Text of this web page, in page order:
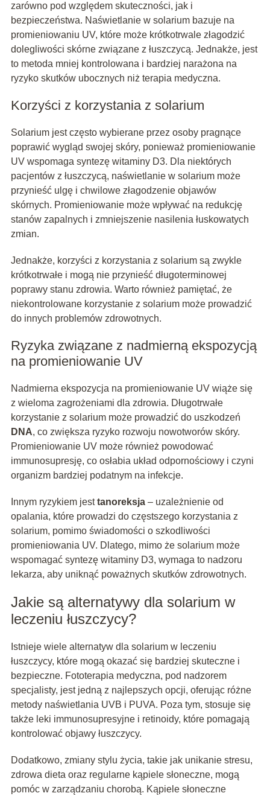
zarówno pod względem skuteczności, jak i
bezpieczeństwa. Naświetlanie w solarium bazuje na
promieniowaniu UV, które może krótkotrwale złagodzić
dolegliwości skórne związane z łuszczycą. Jednakże, jest
to metoda mniej kontrolowana i bardziej narażona na
ryzyko skutków ubocznych niż terapia medyczna.
Korzyści z korzystania z solarium
Solarium jest często wybierane przez osoby pragnące
poprawić wygląd swojej skóry, ponieważ promieniowanie
UV wspomaga syntezę witaminy D3. Dla niektórych
pacjentów z łuszczycą, naświetlanie w solarium może
przynieść ulgę i chwilowe złagodzenie objawów
skórnych. Promieniowanie może wpływać na redukcję
stanów zapalnych i zmniejszenie nasilenia łuskowatych
zmian.
Jednakże, korzyści z korzystania z solarium są zwykle
krótkotrwałe i mogą nie przynieść długoterminowej
poprawy stanu zdrowia. Warto również pamiętać, że
niekontrolowane korzystanie z solarium może prowadzić
do innych problemów zdrowotnych.
Ryzyka związane z nadmierną ekspozycją
na promieniowanie UV
Nadmierna ekspozycja na promieniowanie UV wiąże się
z wieloma zagrożeniami dla zdrowia. Długotrwałe
korzystanie z solarium może prowadzić do uszkodzeń
DNA, co zwiększa ryzyko rozwoju nowotworów skóry.
Promieniowanie UV może również powodować
immunosupresję, co osłabia układ odpornościowy i czyni
organizm bardziej podatnym na infekcje.
Innym ryzykiem jesttanoreksja– uzależnienie od
opalania, które prowadzi do częstszego korzystania z
solarium, pomimo świadomości o szkodliwości
promieniowania UV. Dlatego, mimo że solarium może
wspomagać syntezę witaminy D3, wymaga to nadzoru
lekarza, aby uniknąć poważnych skutków zdrowotnych.
Jakie są alternatywy dla solarium w
leczeniu łuszczycy?
Istnieje wiele alternatyw dla solarium w leczeniu
łuszczycy, które mogą okazać się bardziej skuteczne i
bezpieczne. Fototerapia medyczna, pod nadzorem
specjalisty, jest jedną z najlepszych opcji, oferując różne
metody naświetlania UVB i PUVA. Poza tym, stosuje się
także leki immunosupresyjne i retinoidy, które pomagają
kontrolować objawy łuszczycy.
Dodatkowo, zmiany stylu życia, takie jak unikanie stresu,
zdrowa dieta oraz regularne kąpiele słoneczne, mogą
pomóc w zarządzaniu chorobą. Kąpiele słoneczne